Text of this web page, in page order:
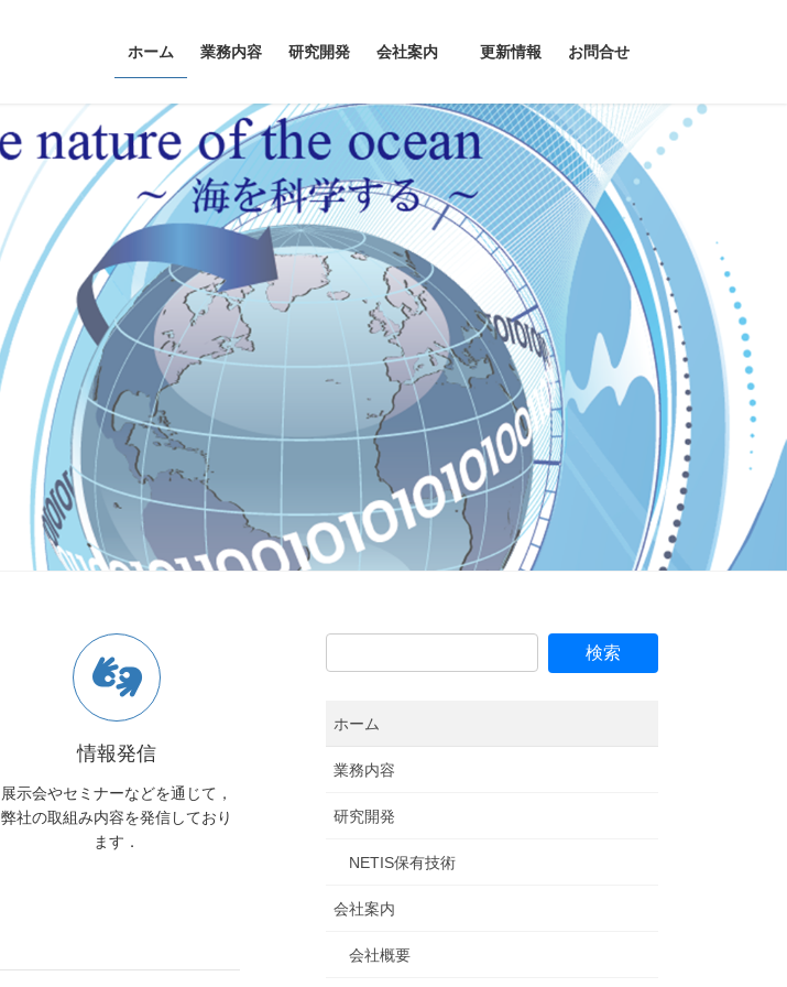
ホーム 業務内容 研究開発 会社案内 更新情報 お問合せ
情報発信
展示会やセミナーなどを通じて，
弊社の取組み内容を発信しており
ます．
ホーム
業務内容
研究開発
NETIS保有技術
会社案内
会社概要